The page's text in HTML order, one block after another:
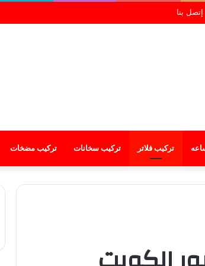
إتصل بنا
تركيب فلاتر تركيب سخانات تركيب مضخات